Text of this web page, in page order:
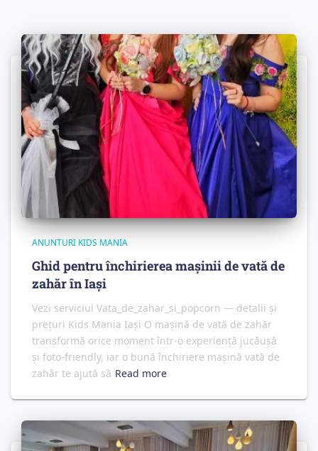
ANUNTURI KIDS MANIA
Ghid pentru închirierea mașinii de vată de
zahăr în Iași
Vezi serviciul Vata_de_zahar_si_popcorn — detalii și
prețuri Kids Mania Iași O mașină de vată de zahăr
transformă orice moment într-o experiență jucăușă
și foto‑friendly, iar o bună închiriere mașină vată de
zahăr te ajută să Read more